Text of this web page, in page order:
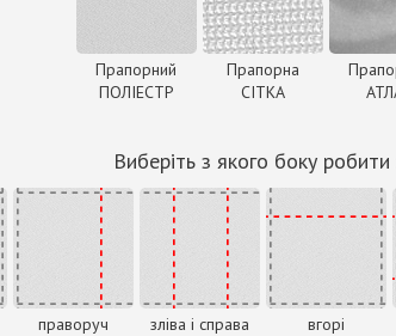
Прапорний
ПОЛІЕСТР
Прапорна
СІТКА
Виберіть з якого боку
праворуч зліва і справа вгорі